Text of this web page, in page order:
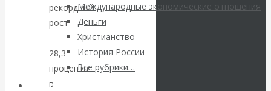
Международные экономические отношения
Деньги
Христианство
История России
Все рубрики…
Авторы РЭОШ
Валентин
Катасонов. Кто
определяет
рекордный
рост
–
28,3
процента
в